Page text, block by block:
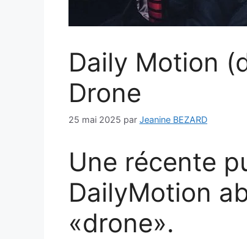
Daily Motion
Drone
25 mai 2025 par Jeanine BEZARD
Une récente
DailyMotion
«drone».